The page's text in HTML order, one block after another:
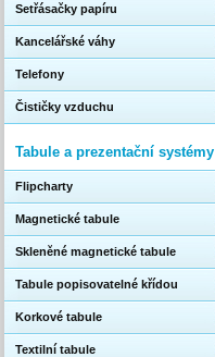
Setřásačky papíru
Kancelářské váhy
Telefony
Čističky vzduchu
Tabule a prezentační systémy
Flipcharty
Magnetické tabule
Skleněné magnetické tabule
Tabule popisovatelné křídou
Korkové tabule
Textilní tabule